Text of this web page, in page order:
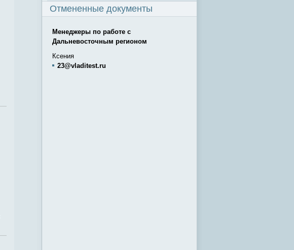
Отмененные документы
Менеджеры по работе с
Дальневосточным регионом
Ксения
23@vladitest.ru